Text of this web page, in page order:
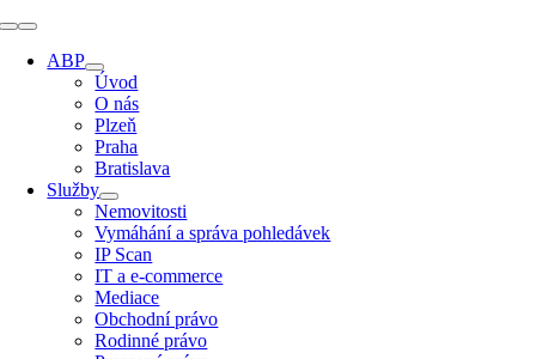
Přeskočit
obsah
Přepínání
navigace
ABP
Úvod
O nás
Plzeň
Praha
Bratislava
Služby
Nemovitosti
Vymáhání a správa pohledávek
IP Scan
IT a e-commerce
Mediace
Obchodní právo
Rodinné právo